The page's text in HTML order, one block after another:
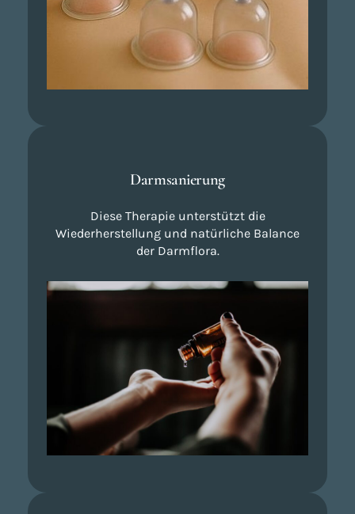
Darmsanierung
Diese Therapie unterstützt die
Wiederherstellung und natürliche Balance
der Darmflora.